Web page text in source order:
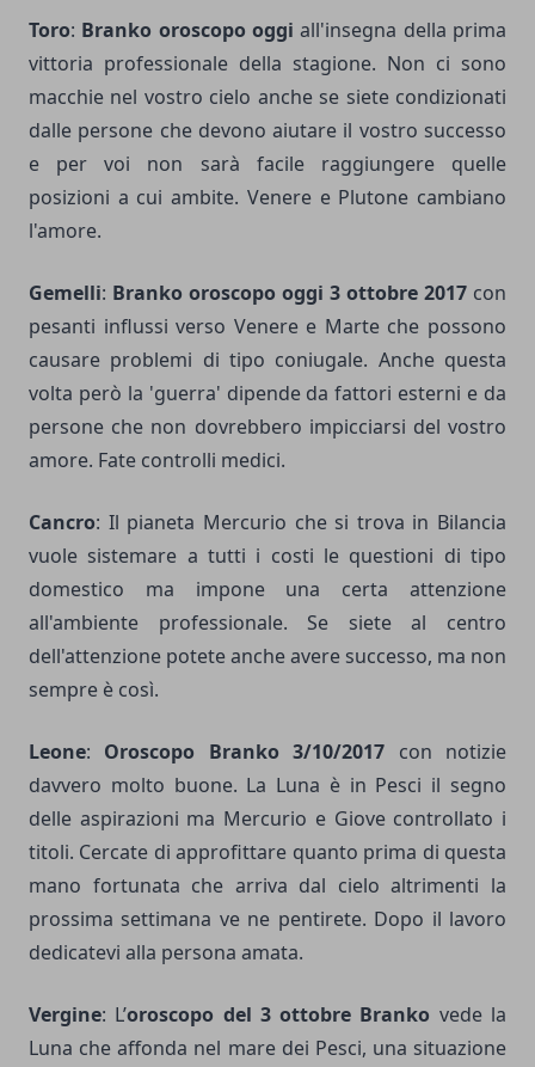
Toro: Branko oroscopo oggi all'insegna della prima
vittoria professionale della stagione. Non ci sono
macchie nel vostro cielo anche se siete condizionati
dalle persone che devono aiutare il vostro successo
e per voi non sarà facile raggiungere quelle
posizioni a cui ambite. Venere e Plutone cambiano
l'amore.
Gemelli: Branko oroscopo oggi 3 ottobre 2017 con
pesanti influssi verso Venere e Marte che possono
causare problemi di tipo coniugale. Anche questa
volta però la 'guerra' dipende da fattori esterni e da
persone che non dovrebbero impicciarsi del vostro
amore. Fate controlli medici.
Cancro: Il pianeta Mercurio che si trova in Bilancia
vuole sistemare a tutti i costi le questioni di tipo
domestico ma impone una certa attenzione
all'ambiente professionale. Se siete al centro
dell'attenzione potete anche avere successo, ma non
sempre è così.
Leone: Oroscopo Branko 3/10/2017 con notizie
davvero molto buone. La Luna è in Pesci il segno
delle aspirazioni ma Mercurio e Giove controllato i
titoli. Cercate di approfittare quanto prima di questa
mano fortunata che arriva dal cielo altrimenti la
prossima settimana ve ne pentirete. Dopo il lavoro
dedicatevi alla persona amata.
Vergine: L’oroscopo del 3 ottobre Branko vede la
Luna che affonda nel mare dei Pesci, una situazione